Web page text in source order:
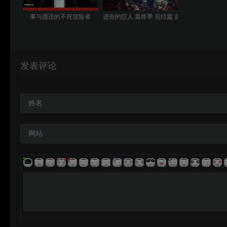
事与愿违的不死冒险者 进击的巨人 最终季 完结篇 后篇
发表评论
姓名
网站